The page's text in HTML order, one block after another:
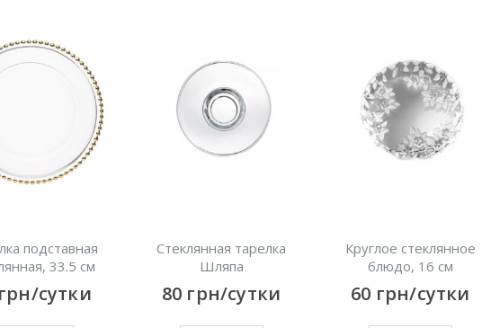
подставная
33.5 см
грн/сутки
Стеклянная тарелка
Шляпа
80 грн/сутки
Круглое стеклянное
блюдо, 16 см
60 грн/сутки